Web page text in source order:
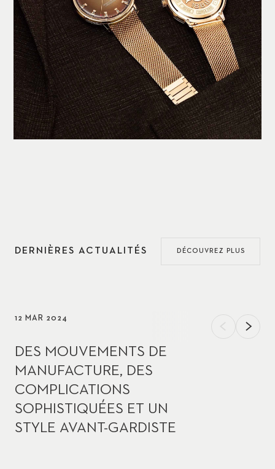
DERNIÈRES ACTUALITÉS DÉCOUVREZ PLUS
12 MAR 2024
DES MOUVEMENTS DE
MANUFACTURE, DES
COMPLICATIONS
SOPHISTIQUÉES ET UN
STYLE AVANT-GARDISTE